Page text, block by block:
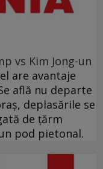
vs Kim Jong-un
are avantaje
află nu departe
deplasările se
de ţărm
pod pietonal.